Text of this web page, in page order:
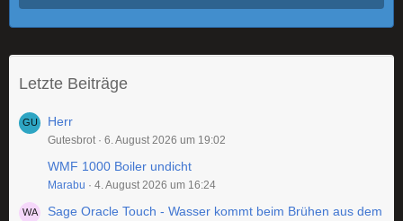
Letzte Beiträge
Herr
Gutesbrot 6. August 2026 um 19:02
WMF 1000 Boiler undicht
Marabu 4. August 2026 um 16:24
Sage Oracle Touch - Wasser kommt beim Brühen aus dem